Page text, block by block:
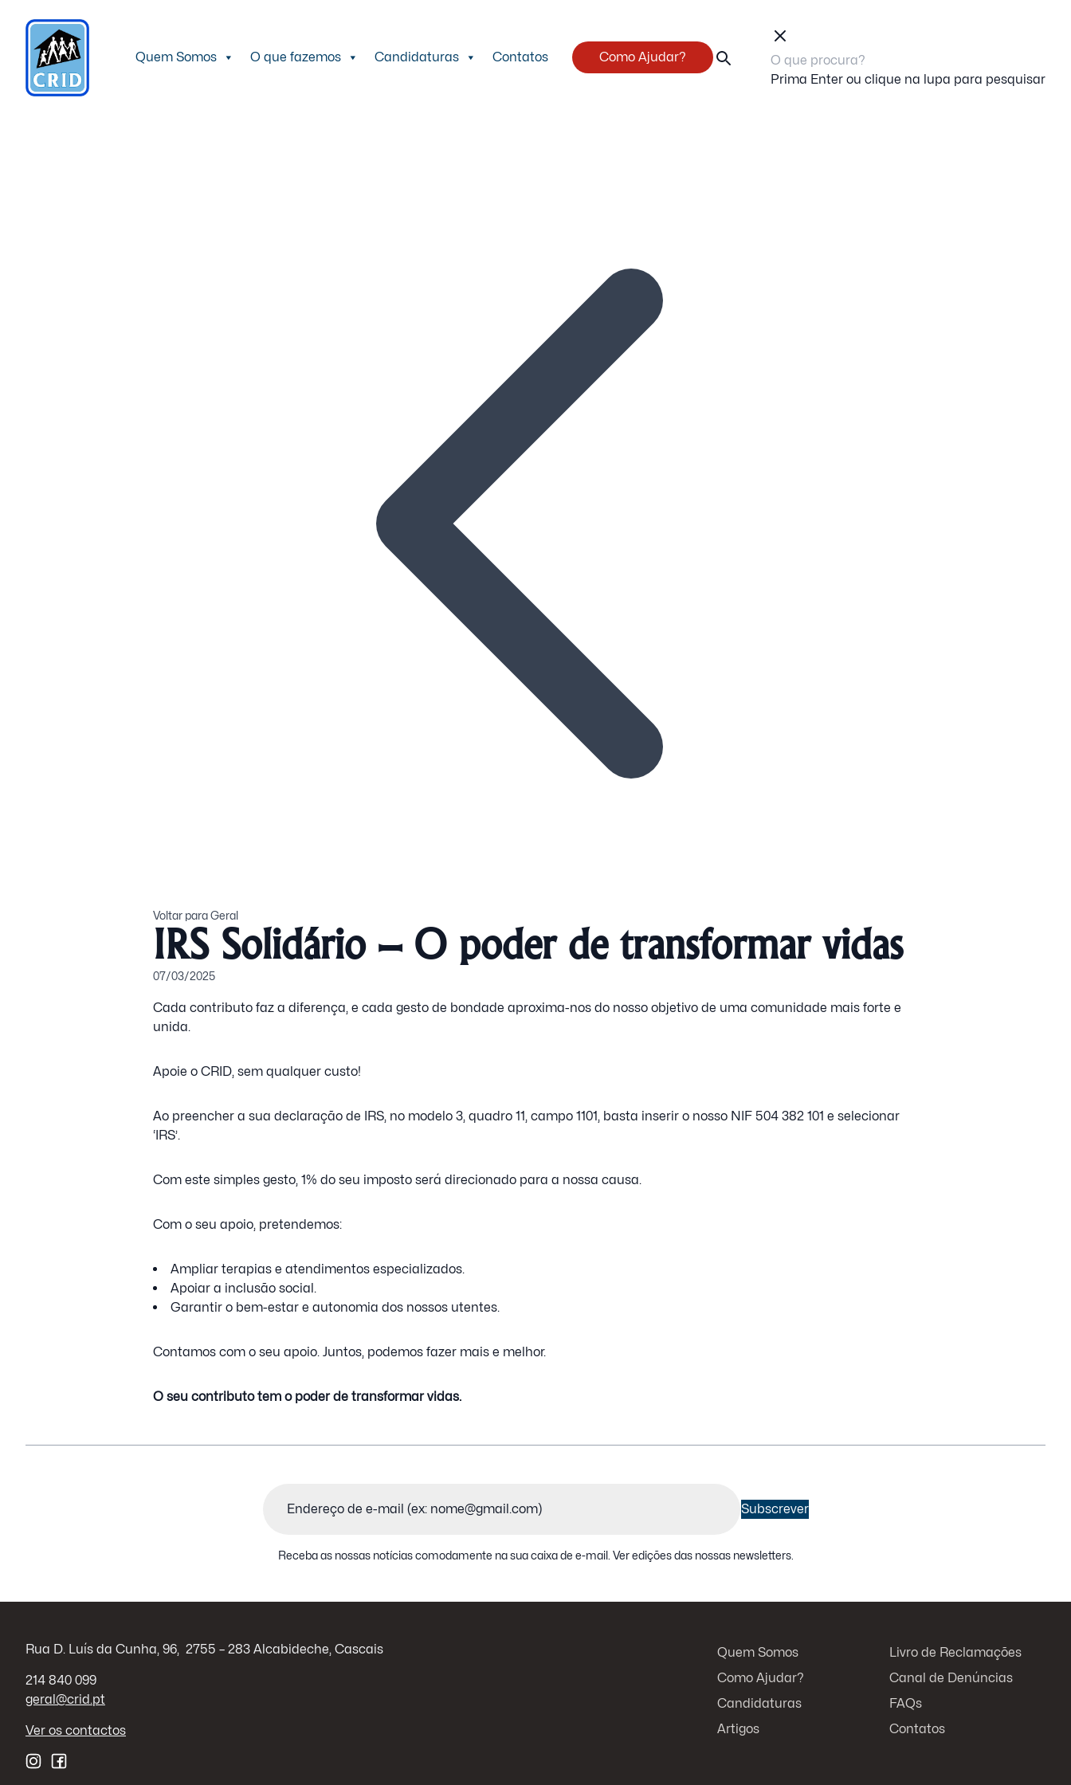
Quem Somos O que fazemos Candidaturas Contatos
Como Ajudar?
Prima Enter ou clique na lupa para pesquisar
Voltar para Geral
IRS Solidário – O poder de transformar vidas
07/03/2025
Cada contributo faz a diferença, e cada gesto de bondade aproxima-nos do nosso objetivo de uma comunidade mais forte e
unida.
Apoie o CRID, sem qualquer custo!
Ao preencher a sua declaração de IRS, no modelo 3, quadro 11, campo 1101, basta inserir o nosso NIF 504 382 101 e selecionar
‘IRS’.
Com este simples gesto, 1% do seu imposto será direcionado para a nossa causa.
Com o seu apoio, pretendemos:
Ampliar terapias e atendimentos especializados.
Apoiar a inclusão social.
Garantir o bem-estar e autonomia dos nossos utentes.
Contamos com o seu apoio. Juntos, podemos fazer mais e melhor.
O seu contributo tem o poder de transformar vidas.
Subscrever
Receba as nossas notícias comodamente na sua caixa de e-mail. Ver edições das nossas newsletters.
Rua D. Luís da Cunha, 96, 2755 – 283 Alcabideche, Cascais
214 840 099
geral@crid.pt
Ver os contactos
Quem Somos
Como Ajudar?
Candidaturas
Artigos
Livro de Reclamações
Canal de Denúncias
FAQs
Contatos